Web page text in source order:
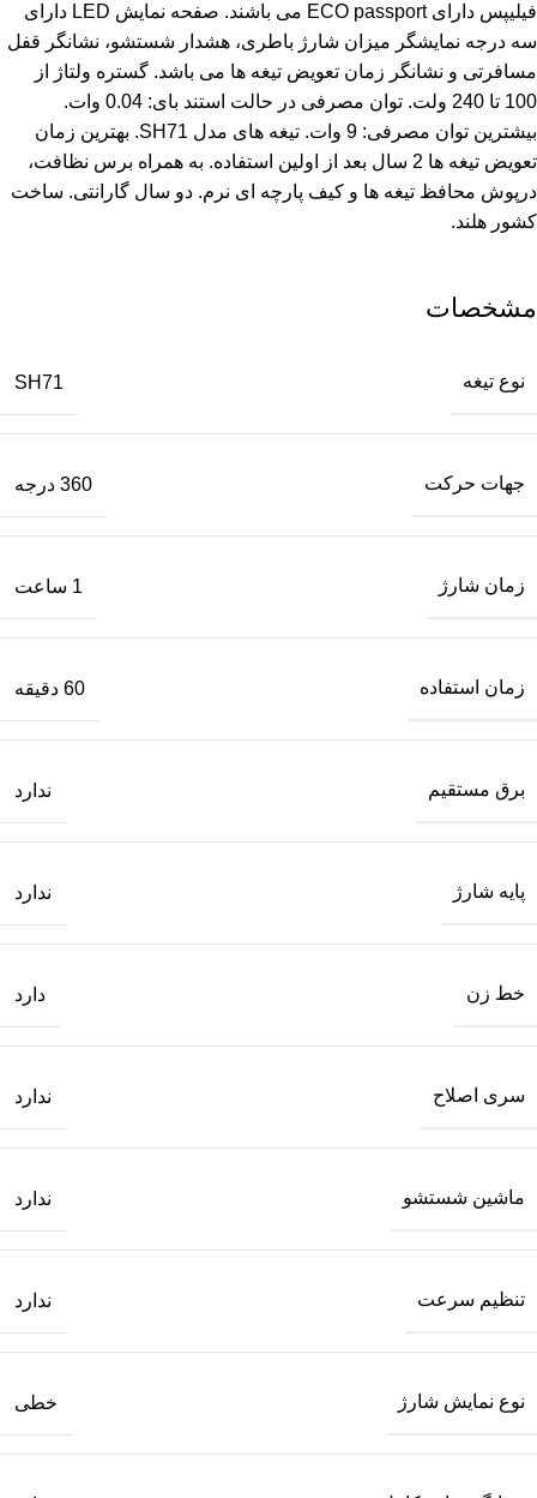
فیلیپس دارای ECO passport می باشند. صفحه نمایش LED دارای
سه درجه نمایشگر میزان شارژ باطری، هشدار شستشو، نشانگر قفل
مسافرتی و نشانگر زمان تعویض تیغه ها می باشد. گستره ولتاژ از
100 تا 240 ولت. توان مصرفی در حالت استند بای: 0.04 وات.
بیشترین توان مصرفی: 9 وات. تیغه های مدل SH71. بهترین زمان
تعویض تیغه ها 2 سال بعد از اولین استفاده. به همراه برس نظافت،
درپوش محافظ تیغه ها و کیف پارچه ای نرم. دو سال گارانتی. ساخت
کشور هلند.
مشخصات
نوع تیغه SH71
جهات حرکت 360 درجه
زمان شارژ 1 ساعت
زمان استفاده 60 دقیقه
برق مستقیم ندارد
پایه شارژ ندارد
خط زن دارد
سری اصلاح ندارد
ماشین شستشو ندارد
تنظیم سرعت ندارد
نوع نمایش شارژ خطی